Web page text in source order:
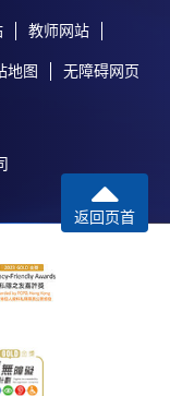
还。如获学院批
交之款项，将
款将直接退还
课程或有其他额
学员不得转读
处理。转读申
付款收据或个
教师网站
地图 无障碍网页
返回页首